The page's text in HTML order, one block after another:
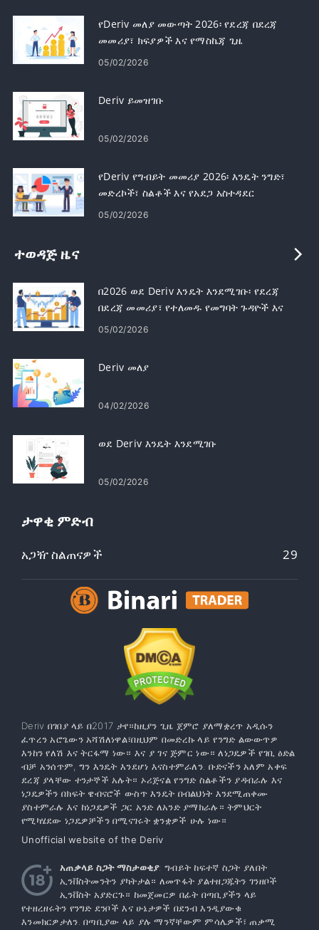
የDeriv መለያ መውጣት 2026፡ የደረጃ በደረጃ
መመሪያ፣ ክፍያዎች እና የማስኬጃ ጊዜ
05/02/2026
Deriv ይመዝገቡ
05/02/2026
የDeriv የግብይት መመሪያ 2026፡ እንዴት ንግድ፣
መድረኮች፣ ስልቶች እና የአደጋ አስተዳደር
05/02/2026
ተወዳጅ ዜና
በ2026 ወደ Deriv እንዴት እንደሚገቡ፡ የደረጃ
በደረጃ መመሪያ፣ የተለመዱ የመግባት ጉዳዮች እና
መፍትሄዎች
05/02/2026
Deriv መለያ
04/02/2026
ወደ Deriv እንዴት እንደሚገቡ
05/02/2026
ታዋቂ ምድብ
አጋዥ ስልጠናዎች 29
Deriv በገበያ ላይ በ2017 ታየ።ከዚያን ጊዜ ጀምሮ ያለማቋረጥ አዲሱን
ፈጥረን አሮጌውን አሻሽለነዋል፣በዚህም በመድረኩ ላይ የንግድ ልውውጥዎ
እንከን የለሽ እና ትርፋማ ነው። እና ያ ገና ጅምር ነው። ለነጋዴዎች የገቢ ዕድል
ብቻ አንሰጥም, ግን እንዴት እንደሆነ እናስተምራለን. ቡድናችን አለም አቀፍ
ደረጃ ያላቸው ተንታኞች አሉት። ኦሪጅናል የንግድ ስልቶችን ያዳብራሉ እና
ነጋዴዎችን በክፍት ዌብናሮች ውስጥ እንዴት በብልህነት እንደሚጠቀሙ
ያስተምራሉ እና ከነጋዴዎች ጋር አንድ ለአንድ ያማክራሉ። ትምህርት
የሚካሄደው ነጋዴዎቻችን በሚናገሩት ቋንቋዎች ሁሉ ነው።
Unofficial website of the Deriv
አጠቃላይ ስጋት ማስታወቂያ: ግብይት ከፍተኛ ስጋት ያለበት
ኢንቨስትመንትን ያካትታል። ለመጥፋት ያልተዘጋጁትን ገንዘቦች
ኢንቨስት አያድርጉ። ከመጀመርዎ በፊት በጣቢያችን ላይ
የተዘረዘሩትን የንግድ ደንቦች እና ሁኔታዎች በደንብ እንዲያውቁ
እንመክርዎታለን. በጣቢያው ላይ ያሉ ማንኛቸውም ምሳሌዎች፣ ጠቃሚ